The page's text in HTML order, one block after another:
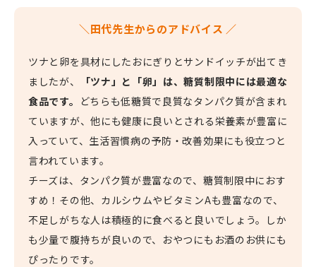
＼田代先生からのアドバイス ／
ツナと卵を具材にしたおにぎりとサンドイッチが出てき
ましたが、
「ツナ」と「卵」は、糖質制限中には最適な
食品です。 どちらも低糖質で良質なタンパク質が含まれ
ていますが、他にも健康に良いとされる栄養素が豊富に
入っていて、生活習慣病の予防・改善効果にも役立つと
言われています。
チーズは、タンパク質が豊富なので、糖質制限中におす
すめ！その他、カルシウムやビタミンAも豊富なので、
不足しがちな人は積極的に食べると良いでしょう。しか
も少量で腹持ちが良いので、おやつにもお酒のお供にも
ぴったりです。